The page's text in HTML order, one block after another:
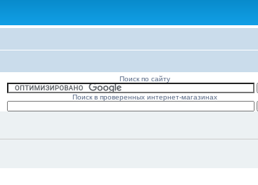
Поиск по сайту
Поиск в проверенных интернет-магазинах